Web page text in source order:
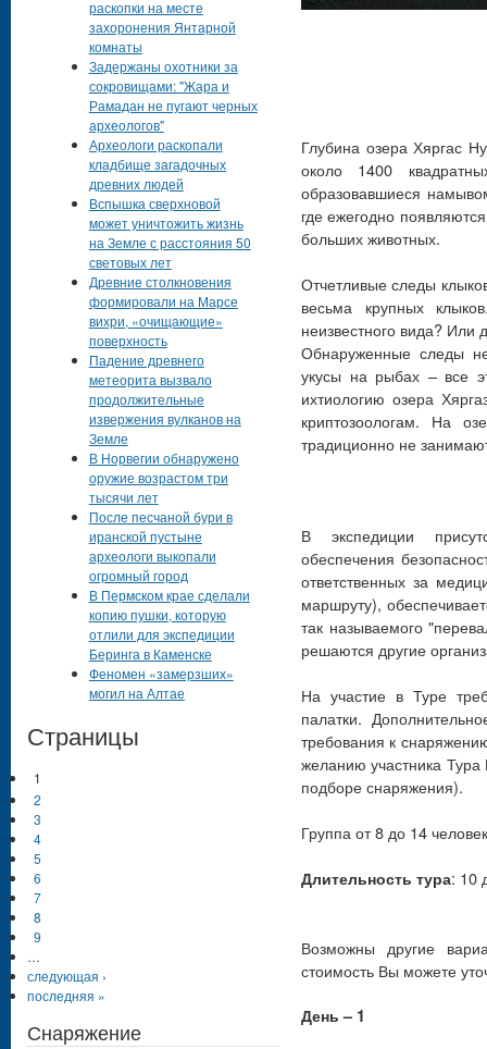
Глубина озера Хяргас
около 1400
образовавшиеся
где ежегодно
больших животных.
Отчетливые следы
весьма крупных
неизвестного вида?
Обнаруженные следы
укусы на рыбах – все
ихтиологию озера
криптозоологам. На
традиционно не
В экспедиции
обеспечения
ответственных за
маршруту),
так называемого
решаются другие
На участие в Туре
палатки.
требования к
желанию участника Тура
подборе снаряжения).
Группа от 8 до 14
Длительность тура: 10
Возможны другие
стоимость Вы можете
День – 1
раскопки на месте
захоронения Янтарной
комнаты
Задержаны охотники за
сокровищами: "Жара и
Рамадан не пугают черных
археологов"
Археологи раскопали
кладбище загадочных
древних людей
Вспышка сверхновой
может уничтожить жизнь
на Земле с расстояния 50
световых лет
Древние столкновения
формировали на Марсе
вихри, «очищающие»
поверхность
Падение древнего
метеорита вызвало
продолжительные
извержения вулканов на
Земле
В Норвегии обнаружено
оружие возрастом три
тысячи лет
После песчаной бури в
иранской пустыне
археологи выкопали
огромный город
В Пермском крае сделали
копию пушки, которую
отлили для экспедиции
Беринга в Каменске
Феномен «замерзших»
могил на Алтае
Страницы
1
2
3
4
5
6
7
8
9
…
следующая ›
последняя »
Снаряжение